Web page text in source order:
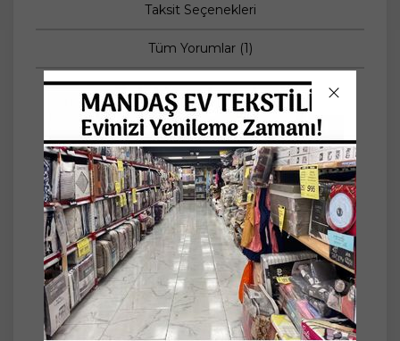
Taksit Seçenekleri
Tüm Yorumlar (1)
PAMUKLU, EŞ YASTIĞI...
DAHA SAĞLIKLI UYUMAYA YARDIMCI OLUR...
BİR YASTIKTA KOCAMAK İSTEYENLERE...
Ölçü: 50x130cm -+5
Dış Kumaş: Pamuklu Astar
Ağırlık: 3000gr -+
Ürünü rahat kullanabilmeniz için 1 adet yastık